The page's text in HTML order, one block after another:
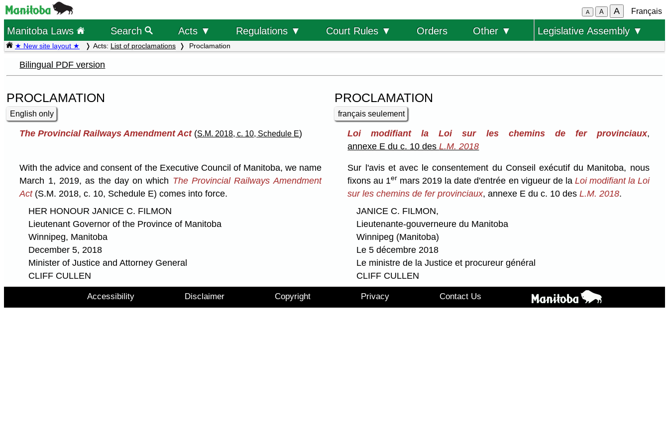
A A A Français
Manitoba Laws Search Acts ▼ Regulations ▼ Court Rules ▼ Orders Other ▼ Legislative Assembly ▼
★ New site layout ★ Acts: List of proclamations Proclamation
Bilingual PDF version
PROCLAMATION
English only
PROCLAMATION
français seulement
The Provincial Railways Amendment Act (S.M. 2018, c. 10, Schedule E) Loi modifiant la Loi sur les chemins de fer provinciaux,
annexe E du c. 10 desL.M. 2018
With the advice and consent of the Executive Council of Manitoba, we name
March 1, 2019, as the day on which The Provincial Railways Amendment
Act(S.M. 2018, c. 10, Schedule E) comes into force.
Sur l'avis et avec le consentement du Conseil exécutif du Manitoba, nous
fixons au 1er mars 2019 la date d'entrée en vigueur de la Loi modifiant la Loi
sur les chemins de fer provinciaux, annexe E du c. 10 desL.M. 2018.
HER HONOUR JANICE C. FILMON
Lieutenant Governor of the Province of Manitoba
Winnipeg, Manitoba
December 5, 2018
Minister of Justice and Attorney General
CLIFF CULLEN
JANICE C. FILMON,
Lieutenante-gouverneure du Manitoba
Winnipeg (Manitoba)
Le 5 décembre 2018
Le ministre de la Justice et procureur général
CLIFF CULLEN
Accessibility Disclaimer Copyright Privacy Contact Us